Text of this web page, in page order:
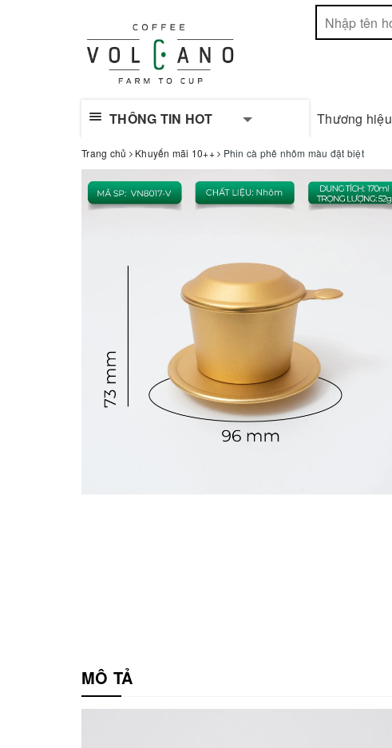
THÔNG TIN HOT Thương hiệu
Trang chủ Khuyến mãi 10++ Phin cà phê nhôm màu đặt biệt
MÔ TẢ